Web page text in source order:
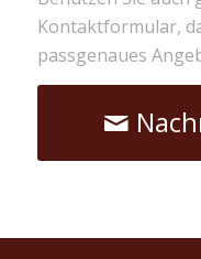
Kontaktformular,
passgenaues